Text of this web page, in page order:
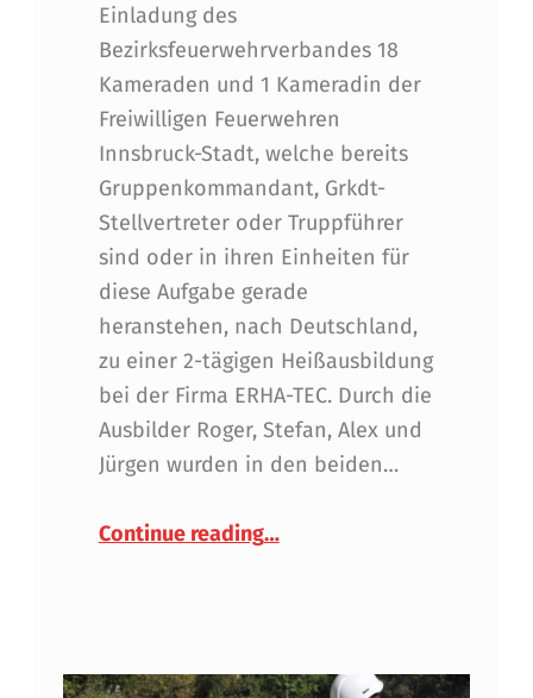
Einladung des
Bezirksfeuerwehrverbandes 18
Kameraden und 1 Kameradin der
Freiwilligen Feuerwehren
Innsbruck-Stadt, welche bereits
Gruppenkommandant, Grkdt-
Stellvertreter oder Truppführer
sind oder in ihren Einheiten für
diese Aufgabe gerade
heranstehen, nach Deutschland,
zu einer 2-tägigen Heißausbildung
bei der Firma ERHA-TEC. Durch die
Ausbilder Roger, Stefan, Alex und
Jürgen wurden in den beiden…
Continue reading…